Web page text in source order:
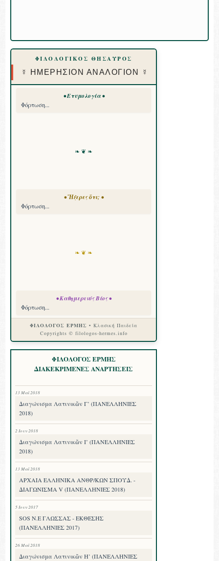
ΦΙΛΟΛΟΓΙΚΟΣ ΘΗΣΑΥΡΟΣ
☿ ΗΜΕΡΗΣΙΟΝ ΑΝΑΛΟΓΙΟΝ ☿
• Ετυμολογία •
Φόρτωση...
❧ ❦ ❧
• Ἤξερες ὅτι; •
Φόρτωση...
❧ ❦ ❧
• Καθημερινός Βίος •
Φόρτωση...
ΦΙΛΟΛΟΓΟΣ ΕΡΜΗΣ • Κλασική Παιδεία
Copyrights © filologos-hermes.info
ΦΙΛΟΛΟΓΟΣ ΕΡΜΗΣ
ΔΙΑΚΕΚΡΙΜΕΝΕΣ ΑΝΑΡΤΗΣΕΙΣ
13 Μαΐ 2018
Διαγώνισμα Λατινικῶν Γ’ (ΠΑΝΕΛΛΗΝΙΕΣ
2018)
2 Ιουν 2018
Διαγώνισμα Λατινικῶν Ι’ (ΠΑΝΕΛΛΗΝΙΕΣ
2018)
13 Μαΐ 2018
ΑΡΧΑΙΑ ΕΛΛΗΝΙΚΑ ΑΝΘΡ/ΚΩΝ ΣΠΟΥΔ. -
ΔΙΑΓΩΝΙΣΜΑ V (ΠΑΝΕΛΛΗΝΙΕΣ 2018)
5 Ιουν 2017
SOS Ν.Ε ΓΛΩΣΣΑΣ - ΕΚΘΕΣΗΣ
(ΠΑΝΕΛΛΗΝΙΕΣ 2017)
26 Μαΐ 2018
Διαγώνισμα Λατινικῶν Η’ (ΠΑΝΕΛΛΗΝΙΕΣ